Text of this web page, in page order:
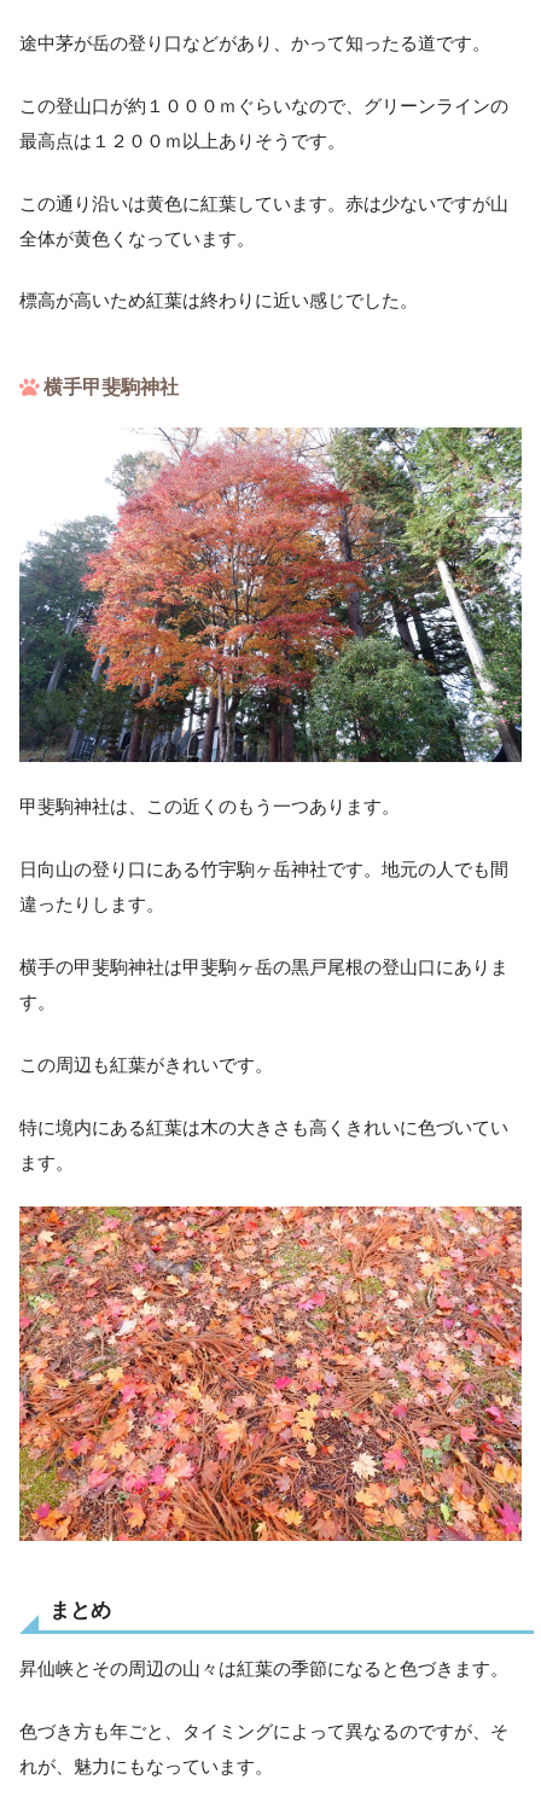
途中茅が岳の登り口などがあり、かって知ったる道です。
この登山口が約１０００ｍぐらいなので、グリーンラインの
最高点は１２００ｍ以上ありそうです。
この通り沿いは黄色に紅葉しています。赤は少ないですが山
全体が黄色くなっています。
標高が高いため紅葉は終わりに近い感じでした。
横手甲斐駒神社
甲斐駒神社は、この近くのもう一つあります。
日向山の登り口にある竹宇駒ヶ岳神社です。地元の人でも間
違ったりします。
横手の甲斐駒神社は甲斐駒ヶ岳の黒戸尾根の登山口にありま
す。
この周辺も紅葉がきれいです。
特に境内にある紅葉は木の大きさも高くきれいに色づいてい
ます。
まとめ
昇仙峡とその周辺の山々は紅葉の季節になると色づきます。
色づき方も年ごと、タイミングによって異なるのですが、そ
れが、魅力にもなっています。